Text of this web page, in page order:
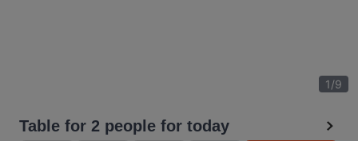
1/9
Table for 2 people for today